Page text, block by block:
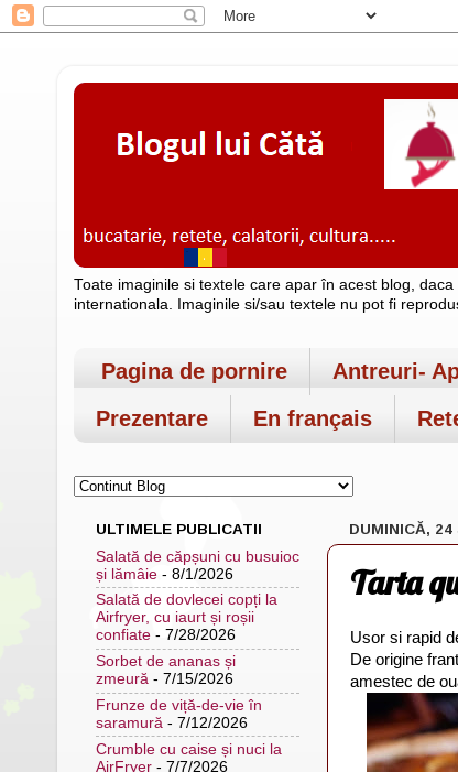
Toate imaginile si textele care apar în acest blog,
internationala. Imaginile si/sau textele nu pot fi
Pagina de pornire Antreuri-
Prezentare
En français
DUMINICĂ, 24
Tarta
Usor si rapid
De origine
amestec de
ULTIMELE PUBLICATII
Salată de căpșuni cu busuioc
și lămâie - 8/1/2026
Salată de dovlecei copți la
Airfryer, cu iaurt și roșii
confiate - 7/28/2026
Sorbet de ananas și
zmeură - 7/15/2026
Frunze de viță-de-vie în
saramură - 7/12/2026
Crumble cu caise și nuci la
AirFryer - 7/7/2026